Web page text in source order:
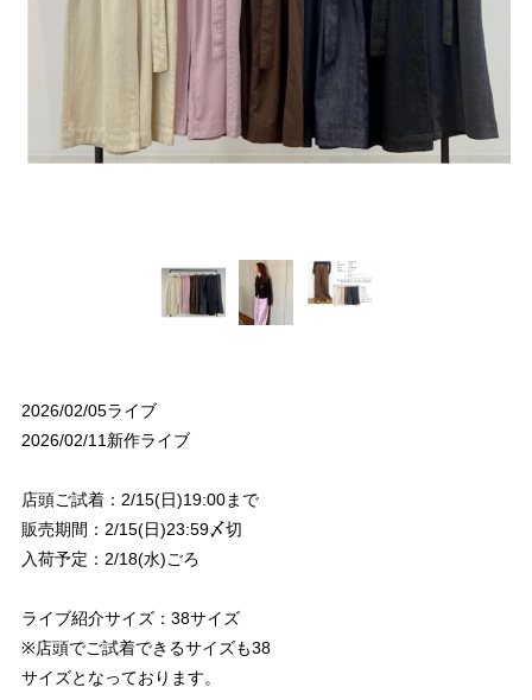
2026/02/05ライブ
2026/02/11新作ライブ
店頭ご試着：2/15(日)19:00まで
販売期間：2/15(日)23:59〆切
入荷予定：2/18(水)ごろ
ライブ紹介サイズ：38サイズ
※店頭でご試着できるサイズも38
サイズとなっております。